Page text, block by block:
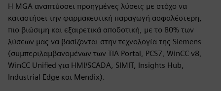
Η MGA αναπτύσσει προηγμένες λύσεις με στόχο να
καταστήσει την φαρμακευτική παραγωγή ασφαλέστερη,
πιο βιώσιμη και εξαιρετικά αποδοτική, με το 80% των
λύσεων μας να βασίζονται στην τεχνολογία της Siemens
(συμπεριλαμβανομένων των TIA Portal, PCS7, WinCC v8,
WinCC Unified για HMI/SCADA, SIMIT, Insights Hub,
Industrial Edge και Mendix).